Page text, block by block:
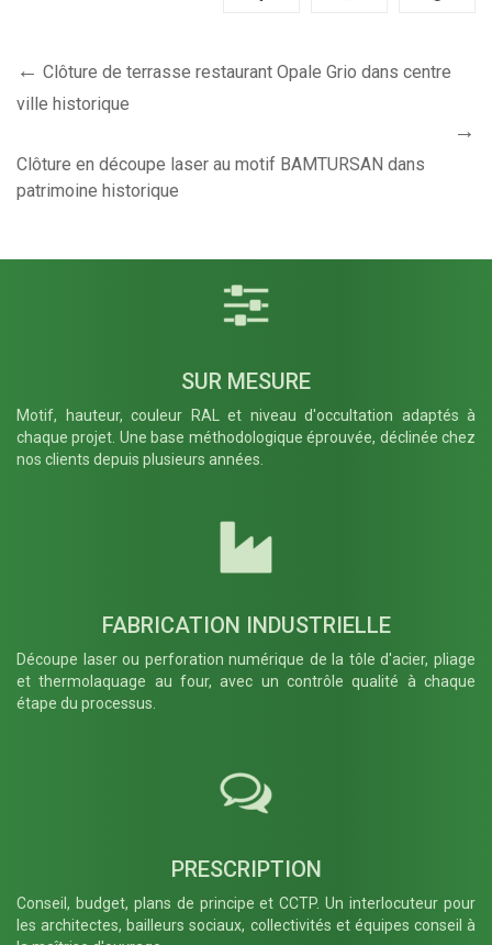
Clôture de terrasse restaurant Opale Grio dans centre
ville historique
Clôture en découpe laser au motif BAMTURSAN dans
patrimoine historique
SUR MESURE
Motif, hauteur, couleur RAL et niveau d'occultation adaptés à
chaque projet. Une base méthodologique éprouvée, déclinée chez
nos clients depuis plusieurs années.
FABRICATION INDUSTRIELLE
Découpe laser ou perforation numérique de la tôle d'acier, pliage
et thermolaquage au four, avec un contrôle qualité à chaque
étape du processus.
PRESCRIPTION
Conseil, budget, plans de principe et CCTP. Un interlocuteur pour
les architectes, bailleurs sociaux, collectivités et équipes conseil à